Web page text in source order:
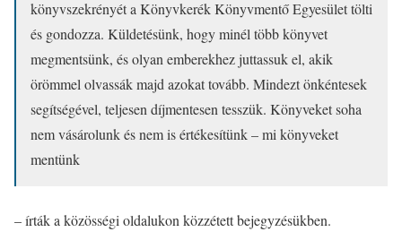
könyvszekrényét a Könyvkerék Könyvmentő Egyesület tölti
és gondozza. Küldetésünk, hogy minél több könyvet
megmentsünk, és olyan emberekhez juttassuk el, akik
örömmel olvassák majd azokat tovább. Mindezt önkéntesek
segítségével, teljesen díjmentesen tesszük. Könyveket soha
nem vásárolunk és nem is értékesítünk – mi könyveket
mentünk
– írták a közösségi oldalukon közzétett bejegyzésükben.